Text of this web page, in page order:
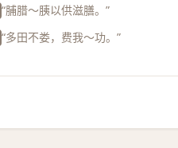
“脯腊～胰以供滋膳。”
“多田不娄，费我～功。”